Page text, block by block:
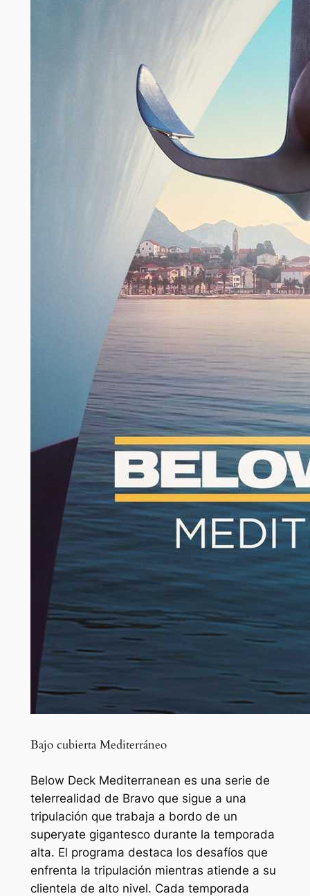
Bajo cubierta Mediterráneo
Below Deck Mediterranean es una serie de
telerrealidad de Bravo que sigue a una
tripulación que trabaja a bordo de un
superyate gigantesco durante la temporada
alta. El programa destaca los desafíos que
enfrenta la tripulación mientras atiende a su
clientela de alto nivel. Cada temporada